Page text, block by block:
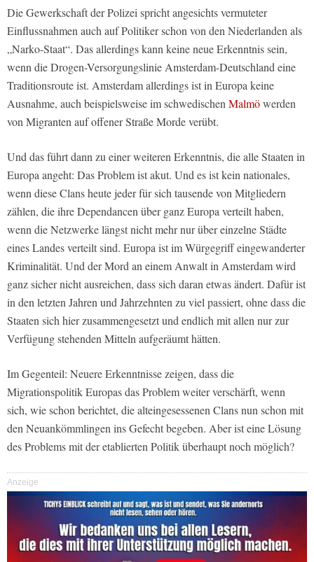
Die Gewerkschaft der Polizei spricht angesichts vermuteter
Einflussnahmen auch auf Politiker schon von den Niederlanden als
„Narko-Staat“. Das allerdings kann keine neue Erkenntnis sein,
wenn die Drogen-Versorgungslinie Amsterdam-Deutschland eine
Traditionsroute ist. Amsterdam allerdings ist in Europa keine
Ausnahme, auch beispielsweise im schwedischen Malmöwerden
von Migranten auf offener Straße Morde verübt.
Und das führt dann zu einer weiteren Erkenntnis, die alle Staaten in
Europa angeht: Das Problem ist akut. Und es ist kein nationales,
wenn diese Clans heute jeder für sich tausende von Mitgliedern
zählen, die ihre Dependancen über ganz Europa verteilt haben,
wenn die Netzwerke längst nicht mehr nur über einzelne Städte
eines Landes verteilt sind. Europa ist im Würgegriff eingewanderter
Kriminalität. Und der Mord an einem Anwalt in Amsterdam wird
ganz sicher nicht ausreichen, dass sich daran etwas ändert. Dafür ist
in den letzten Jahren und Jahrzehnten zu viel passiert, ohne dass die
Staaten sich hier zusammengesetzt und endlich mit allen nur zur
Verfügung stehenden Mitteln aufgeräumt hätten.
Im Gegenteil: Neuere Erkenntnisse zeigen, dass die
Migrationspolitik Europas das Problem weiter verschärft, wenn
sich, wie schon berichtet, die alteingesessenen Clans nun schon mit
den Neuankömmlingen ins Gefecht begeben. Aber ist eine Lösung
des Problems mit der etablierten Politik überhaupt noch möglich?
Anzeige